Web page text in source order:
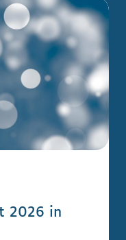
2026 in